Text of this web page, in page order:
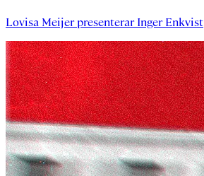
Lovisa Meijerpresenterar Inger Enkvist